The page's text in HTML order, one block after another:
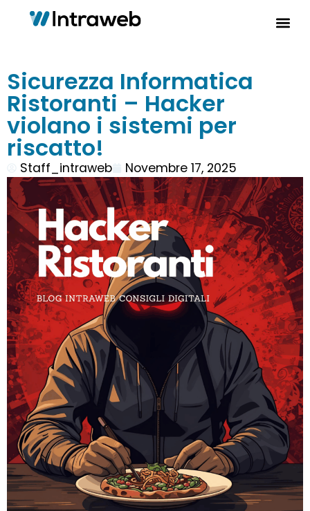
Sicurezza Informatica
Ristoranti – Hacker
violano i sistemi per
riscatto!
Staff_intraweb Novembre 17, 2025